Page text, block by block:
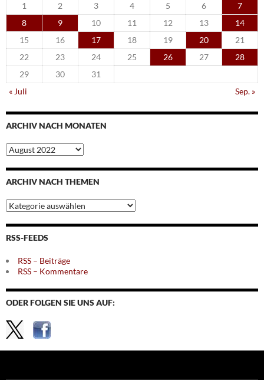
1
2 3 4 5 6
7
8
9 10 11 12 13
14
15
16 17 18 19 20
21
22
23 24 25 26 27
28
29
30
31
« Juli
Sep. »
ARCHIV NACH MONATEN
Archiv
nach
Monaten
ARCHIV NACH THEMEN
Archiv
nach
Themen
RSS-FEEDS
RSS – Beiträge
RSS – Kommentare
ODER FOLGEN SIE UNS AUF: